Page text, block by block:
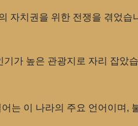
자치권을 위한 전쟁을 겪었습
가 높은 관광지로 자리 잡았
는 이 나라의 주요 언어이며,